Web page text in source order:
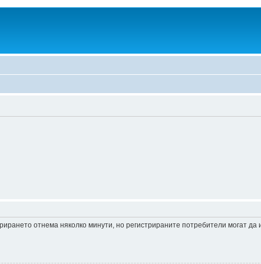
отнема няколко минути, но регистрираните потребители могат